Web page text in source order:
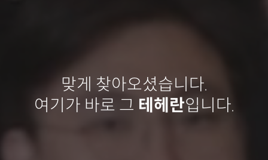
맞게 찾아오셨습니다.
여기가 바로 그 테헤란입니다.